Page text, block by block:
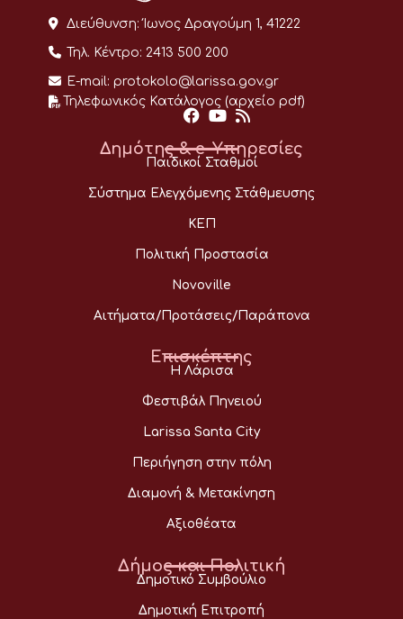
Διεύθυνση: Ίωνος Δραγούμη 1, 41222
Τηλ. Κέντρο: 2413 500 200
E-mail: protokolo@larissa.gov.gr
Τηλεφωνικός Κατάλογος (αρχείο pdf)
Δημότης & e-Υπηρεσίες
Παιδικοί Σταθμοί
Σύστημα Ελεγχόμενης Στάθμευσης
ΚΕΠ
Πολιτική Προστασία
Novoville
Αιτήματα/Προτάσεις/Παράπονα
Επισκέπτης
Η Λάρισα
Φεστιβάλ Πηνειού
Larissa Santa City
Περιήγηση στην πόλη
Διαμονή & Μετακίνηση
Αξιοθέατα
Δήμος και Πολιτική
Δημοτικό Συμβούλιο
Δημοτική Επιτροπή